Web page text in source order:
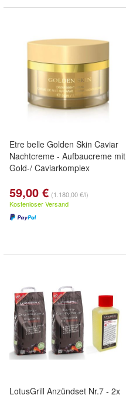
Etre belle Golden Skin Caviar
Nachtcreme - Aufbaucreme mit
Gold-/ Caviarkomplex
59,00 € (1.180,00 €/l)
Kostenloser Versand
LotusGrill Anzündset Nr.7 - 2x